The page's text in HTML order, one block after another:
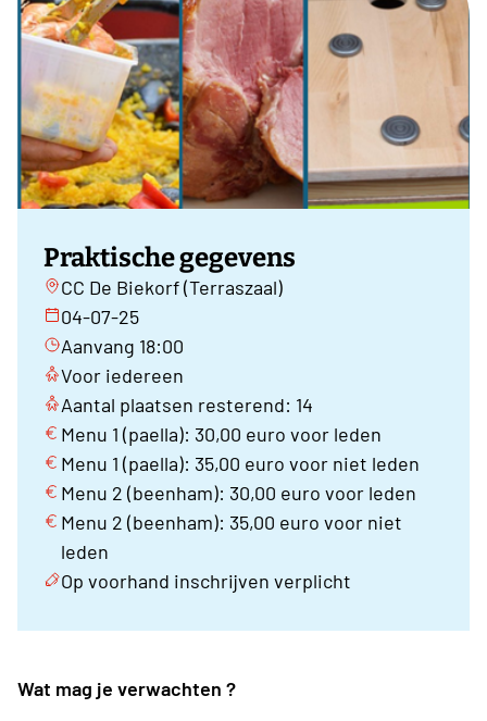
Praktische gegevens
CC De Biekorf (Terraszaal)
04-07-25
Aanvang 18:00
Voor iedereen
Aantal plaatsen resterend: 14
Menu 1 (paella): 30,00 euro voor leden
Menu 1 (paella): 35,00 euro voor niet leden
Menu 2 (beenham): 30,00 euro voor leden
Menu 2 (beenham): 35,00 euro voor niet
leden
Op voorhand inschrijven verplicht
Wat mag je verwachten ?